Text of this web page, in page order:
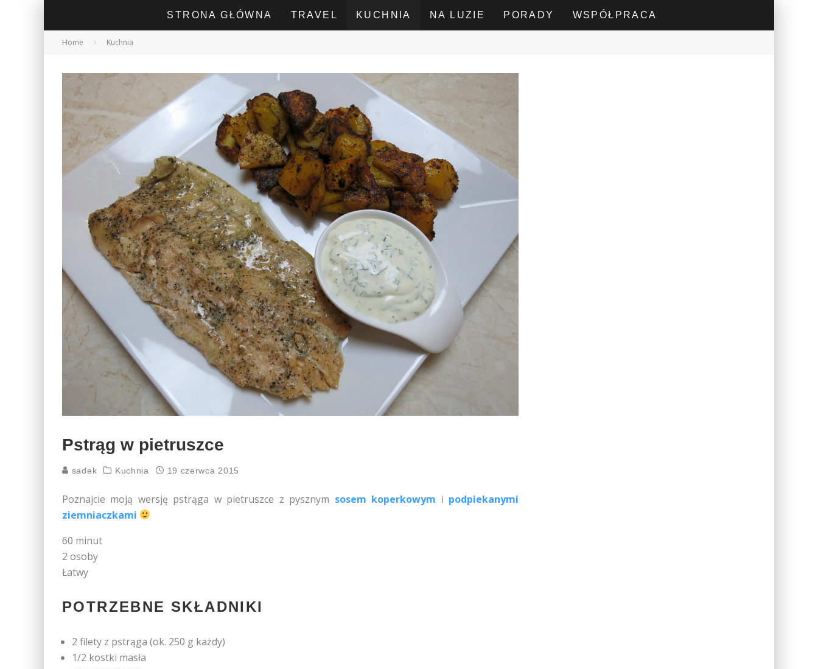
STRONA GŁÓWNA TRAVEL KUCHNIA NA LUZIE PORADY WSPÓŁPRACA
Home Kuchnia
Pstrąg w pietruszce
sadek Kuchnia 19 czerwca 2015
Poznajcie moją wersję pstrąga w pietruszce z pysznym sosem koperkowym i podpiekanymi
ziemniaczkami
60 minut
2 osoby
Łatwy
POTRZEBNE SKŁADNIKI
2 filety z pstrąga (ok. 250 g każdy)
1/2 kostki masła